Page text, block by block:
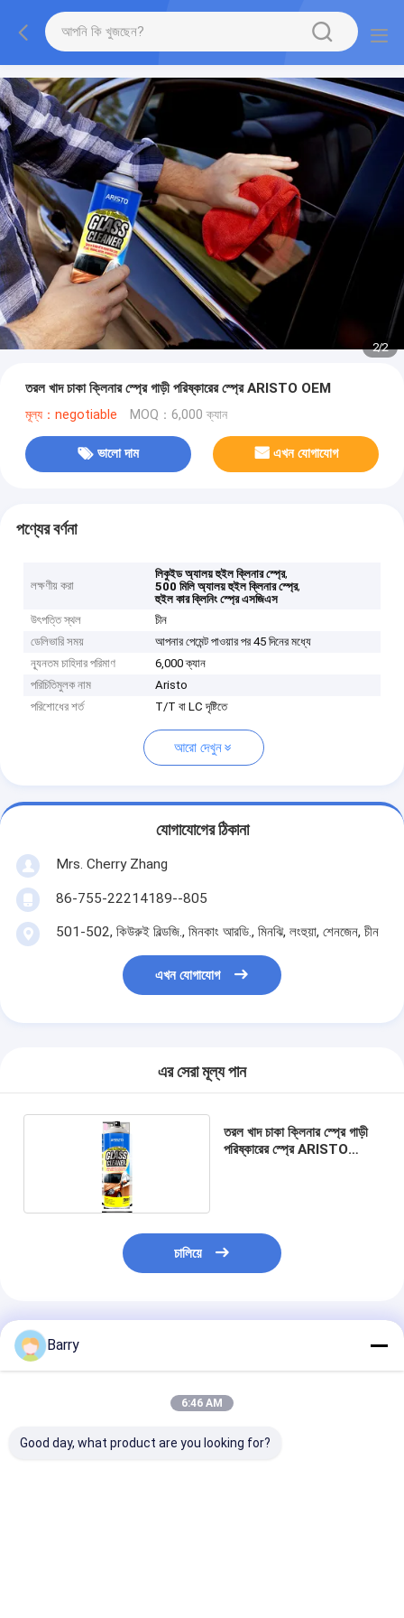
2/2
তরল খাদ চাকা ক্লিনার স্প্রে গাড়ী পরিষ্কারের স্প্রে ARISTO OEM
মূল্য：negotiable MOQ：6,000 ক্যান
ভালো দাম এখন যোগাযোগ
পণ্যের বর্ণনা
লক্ষণীয় করা
লিকুইড অ্যালয় হুইল ক্লিনার স্প্রে,
500 মিলি অ্যালয় হুইল ক্লিনার স্প্রে,
হুইল কার ক্লিনিং স্প্রে এসজিএস
উৎপত্তি স্থল
চীন
ডেলিভারি সময়
আপনার পেমেন্ট পাওয়ার পর 45 দিনের মধ্যে
ন্যূনতম চাহিদার পরিমাণ
6,000 ক্যান
পরিচিতিমুলক নাম
Aristo
পরিশোধের শর্ত
T/T বা LC দৃষ্টিতে
আরো দেখুন
যোগাযোগের ঠিকানা
Mrs. Cherry Zhang
86-755-22214189--805
501-502, কিউরুই বিল্ডজি., মিনকাং আরডি., মিনঝি, লংহুয়া, শেনজেন, চীন
এখন যোগাযোগ
এর সেরা মূল্য পান
তরল খাদ চাকা ক্লিনার স্প্রে গাড়ী
পরিষ্কারের স্প্রে ARISTO
চালিয়ে
প্রস্তাবিত পণ্য
Barry
6:46 AM
Good day, what product are you looking for?